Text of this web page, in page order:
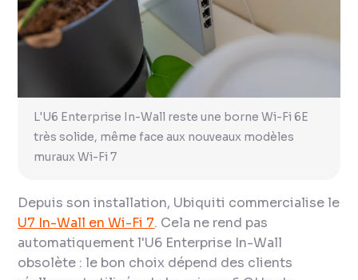
L'U6 Enterprise In-Wall reste une borne Wi-Fi 6E
très solide, même face aux nouveaux modèles
muraux Wi-Fi 7
Depuis son installation, Ubiquiti commercialise le
U7 In-Wall en Wi-Fi 7. Cela ne rend pas
automatiquement l'U6 Enterprise In-Wall
obsolète : le bon choix dépend des clients